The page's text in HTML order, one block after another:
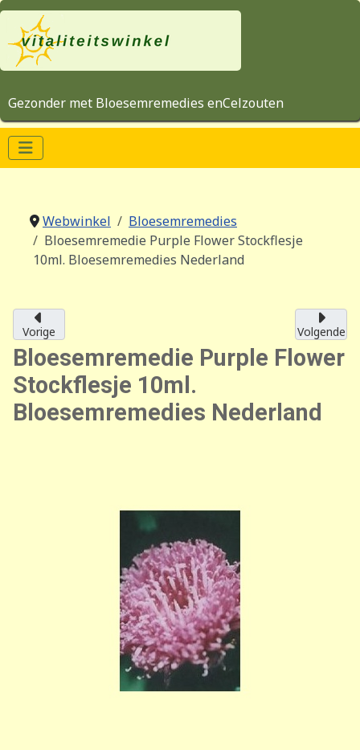
Gezonder met Bloesemremedies enCelzouten
Webwinkel
Bloesemremedies
Bloesemremedie Purple Flower Stockflesje
10ml. Bloesemremedies Nederland
Vorige Volgende
Bloesemremedie Purple Flower
Stockflesje 10ml.
Bloesemremedies Nederland